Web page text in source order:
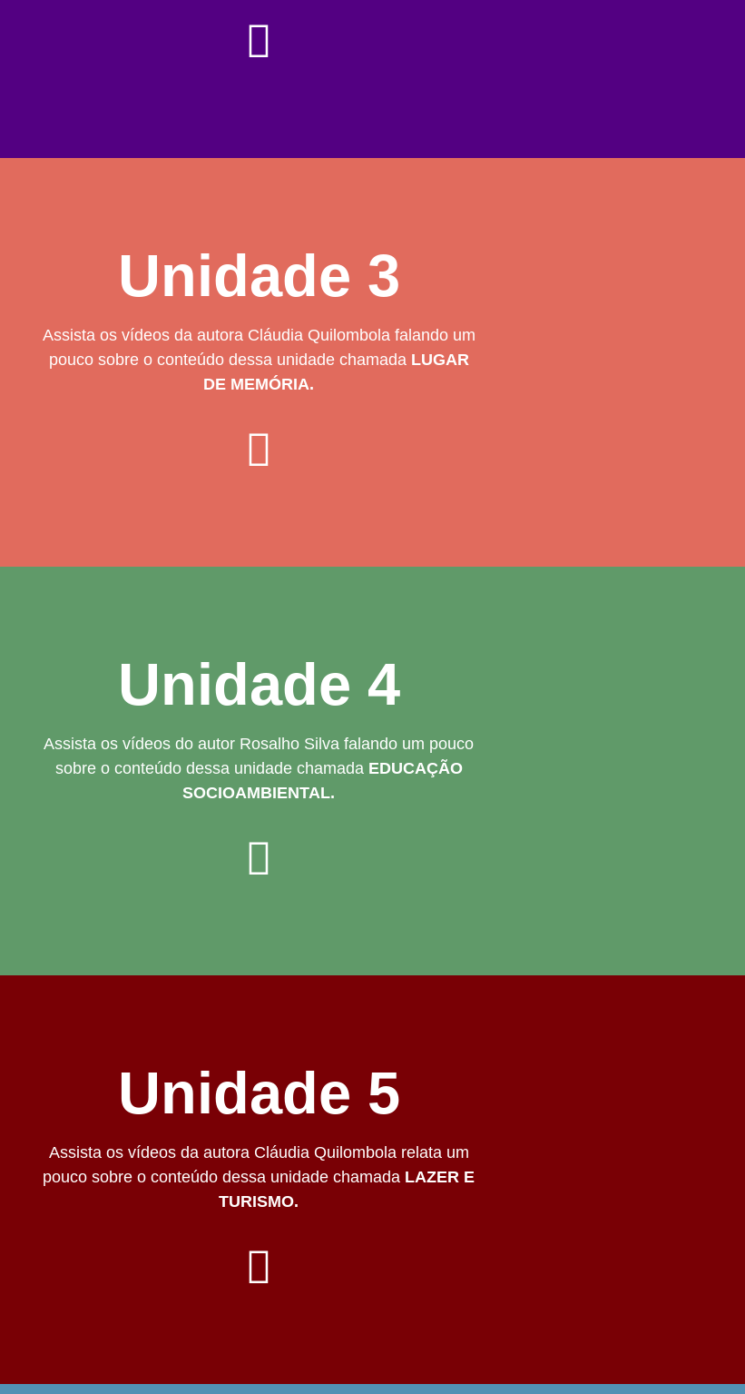
Unidade 3
Assista os vídeos da autora Cláudia Quilombola falando um
pouco sobre o conteúdo dessa unidade chamada LUGAR
DE MEMÓRIA.
Unidade 4
Assista os vídeos do autor Rosalho Silva falando um pouco
sobre o conteúdo dessa unidade chamada EDUCAÇÃO
SOCIOAMBIENTAL.
Unidade 5
Assista os vídeos da autora Cláudia Quilombola relata um
pouco sobre o conteúdo dessa unidade chamada LAZER E
TURISMO.